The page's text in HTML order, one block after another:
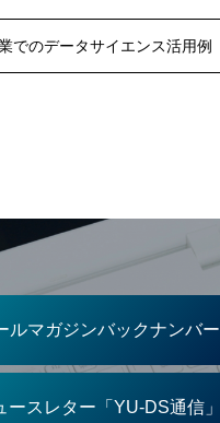
でのデータサイエンス活用例
ルマガジンバックナンバー
ースレター「YU-DS通信」